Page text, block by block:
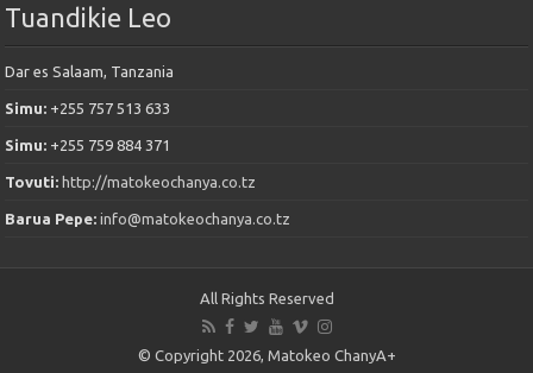
Tuandikie Leo
Dar es Salaam, Tanzania
Simu: +255 757 513 633
Simu: +255 759 884 371
Tovuti:http://matokeochanya.co.tz
Barua Pepe:info@matokeochanya.co.tz
All Rights Reserved
© Copyright 2026, Matokeo ChanyA+